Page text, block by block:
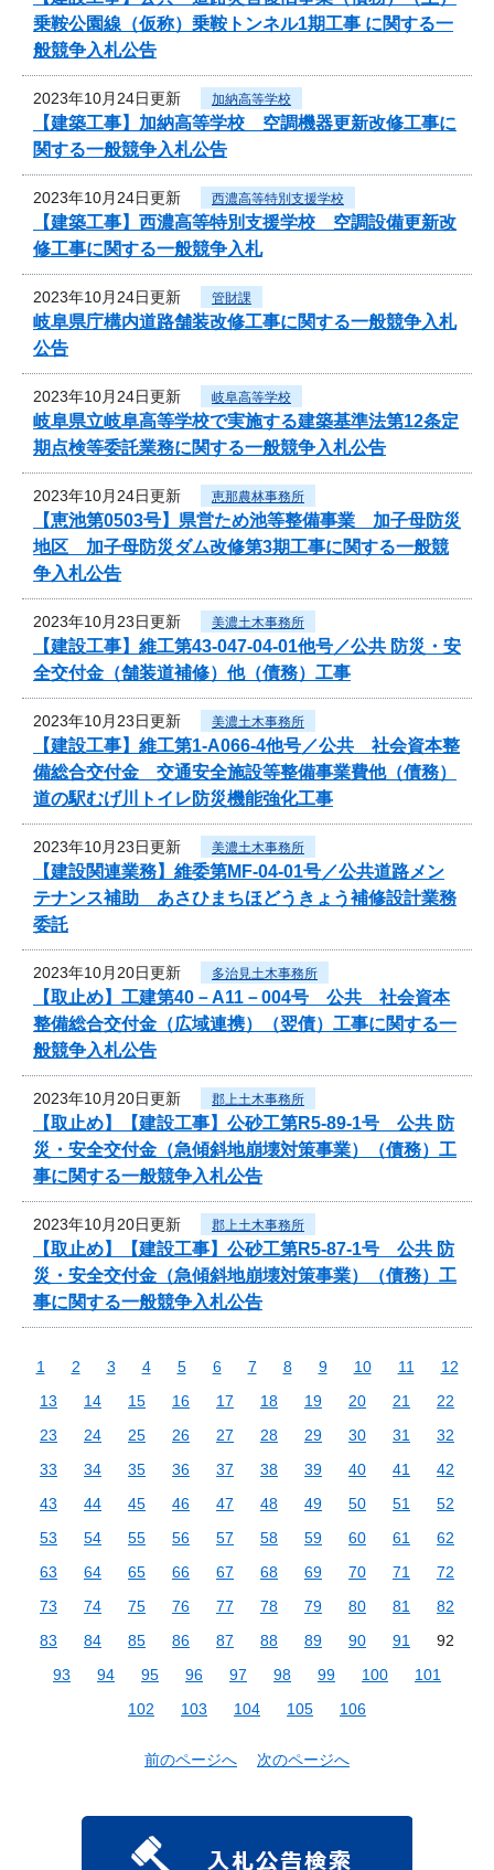
乗鞍公園線（仮称）乗鞍トンネル1期工事 に関する一
般競争入札公告
2023年10月24日更新 加納高等学校
【建築工事】加納高等学校 空調機器更新改修工事に
関する一般競争入札公告
2023年10月24日更新 西濃高等特別支援学校
【建築工事】西濃高等特別支援学校 空調設備更新改
修工事に関する一般競争入札
2023年10月24日更新 管財課
岐阜県庁構内道路舗装改修工事に関する一般競争入札
公告
2023年10月24日更新 岐阜高等学校
岐阜県立岐阜高等学校で実施する建築基準法第12条定
期点検等委託業務に関する一般競争入札公告
2023年10月24日更新 恵那農林事務所
【恵池第0503号】県営ため池等整備事業 加子母防災
地区 加子母防災ダム改修第3期工事に関する一般競
争入札公告
2023年10月23日更新 美濃土木事務所
【建設工事】維工第43-047-04-01他号／公共 防災・安
全交付金（舗装道補修）他（債務）工事
2023年10月23日更新 美濃土木事務所
【建設工事】維工第1-A066-4他号／公共 社会資本整
備総合交付金 交通安全施設等整備事業費他（債務）
道の駅むげ川トイレ防災機能強化工事
2023年10月23日更新 美濃土木事務所
【建設関連業務】維委第MF-04-01号／公共道路メン
テナンス補助 あさひまちほどうきょう補修設計業務
委託
2023年10月20日更新 多治見土木事務所
【取止め】工建第40－A11－004号 公共 社会資本
整備総合交付金（広域連携）（翌債）工事に関する一
般競争入札公告
2023年10月20日更新 郡上土木事務所
【取止め】【建設工事】公砂工第R5-89-1号 公共 防
災・安全交付金（急傾斜地崩壊対策事業）（債務）工
事に関する一般競争入札公告
2023年10月20日更新 郡上土木事務所
【取止め】【建設工事】公砂工第R5-87-1号 公共 防
災・安全交付金（急傾斜地崩壊対策事業）（債務）工
事に関する一般競争入札公告
1 2 3 4 5 6 7 8 9 10 11
12
13
14 15 16 17 18 19 20 21
22
23
24 25 26 27 28 29 30 31
32
33
34 35 36 37 38 39 40 41
42
43
44 45 46 47 48 49 50 51
52
53
54 55 56 57 58 59 60 61
62
63
64 65 66 67 68 69 70 71
72
73
74 75 76 77 78 79 80 81
82
83
84 85 86 87 88 89 90 91
92
93
94 95 96 97 98 99 100
101
102
103 104 105 106
前のページへ 次のページへ